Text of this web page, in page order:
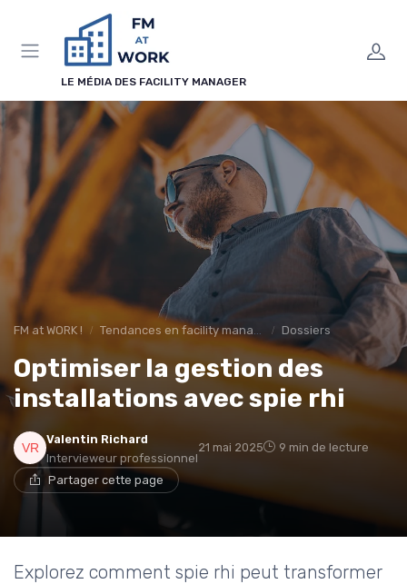
LE MÉDIA DES FACILITY MANAGER
FM at WORK ! Tendances en facility management Dossiers
Optimiser la gestion des
installations avec spie rhi
Valentin Richard
Intervieweur professionnel
21 mai 2025 9 min de lecture
Partager cette page
Explorez comment spie rhi peut transformer
Panneau de gestion des cookies